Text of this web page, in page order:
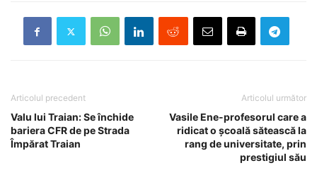
Articolul precedent
Valu lui Traian: Se închide
bariera CFR de pe Strada
Împărat Traian
Articolul următor
Vasile Ene-profesorul care a
ridicat o şcoală sătească la
rang de universitate, prin
prestigiul său